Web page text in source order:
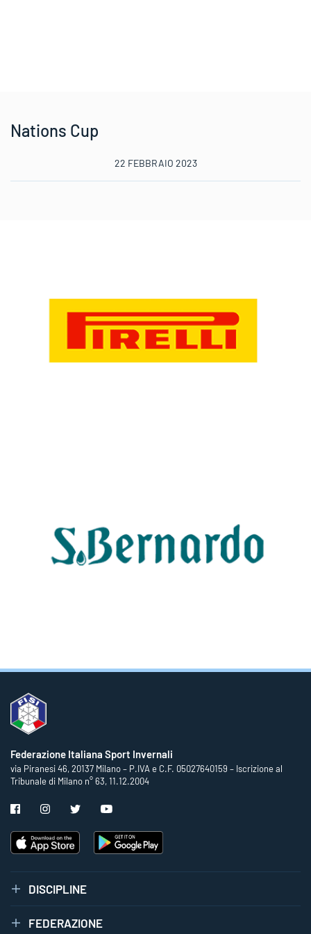
Nations Cup
22 FEBBRAIO 2023
Federazione Italiana Sport Invernali
via Piranesi 46, 20137 Milano – P.IVA e C.F. 05027640159 – Iscrizione al
Tribunale di Milano n° 63, 11.12.2004
DISCIPLINE
FEDERAZIONE